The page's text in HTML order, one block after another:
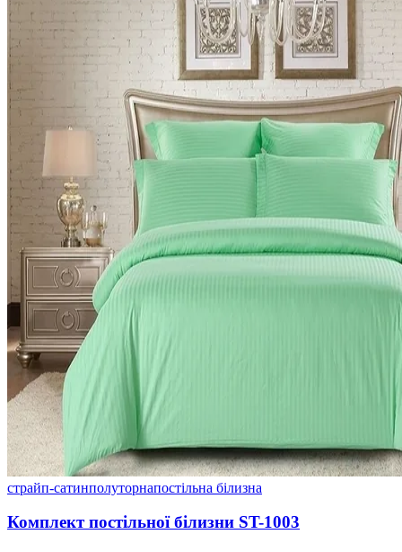
страйп-сатинполуторнапостільна білизна
Комплект постільної білизни ST-1003